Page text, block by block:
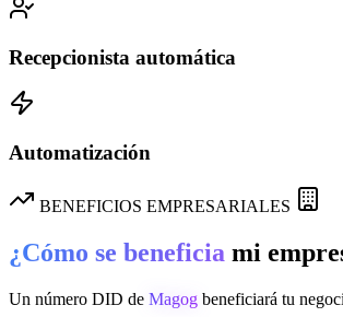
Recepcionista automática
Automatización
BENEFICIOS EMPRESARIALES
¿Cómo se beneficia mi
Un número DID de Magog beneficiará tu